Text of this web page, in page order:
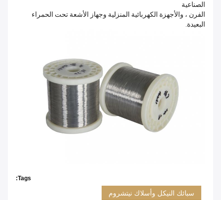
الصناعية
الفرن ، والأجهزة الكهربائية المنزلية وجهاز الأشعة تحت الحمراء
البعيدة.
Tags:
سبائك النيكل وأسلاك نيتشروم